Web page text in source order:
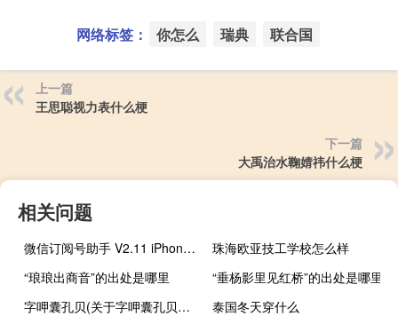
网络标签： 你怎么 瑞典 联合国
上一篇
王思聪视力表什么梗
下一篇
大禹治水鞠婧祎什么梗
相关问题
微信订阅号助手 V2.11 iPhone版（微信订阅号助手 V2.11 iPhone版功能简介）
珠海欧亚技工学校怎么样
“琅琅出商音”的出处是哪里
“垂杨影里见红桥”的出处是哪里
字呷囊孔贝(关于字呷囊孔贝简述)
泰国冬天穿什么